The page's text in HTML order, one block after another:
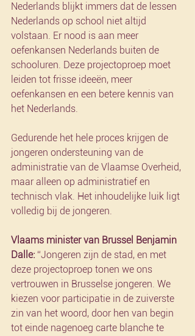
Nederlands blijkt immers dat de lessen
Nederlands op school niet altijd
volstaan. Er nood is aan meer
oefenkansen Nederlands buiten de
schooluren. Deze projectoproep moet
leiden tot frisse ideeën, meer
oefenkansen en een betere kennis van
het Nederlands.
Gedurende het hele proces krijgen de
jongeren ondersteuning van de
administratie van de Vlaamse Overheid,
maar alleen op administratief en
technisch vlak. Het inhoudelijke luik ligt
volledig bij de jongeren.
Vlaams minister van Brussel Benjamin
Dalle: “Jongeren zijn de stad, en met
deze projectoproep tonen we ons
vertrouwen in Brusselse jongeren. We
kiezen voor participatie in de zuiverste
zin van het woord, door hen van begin
tot einde nagenoeg carte blanche te